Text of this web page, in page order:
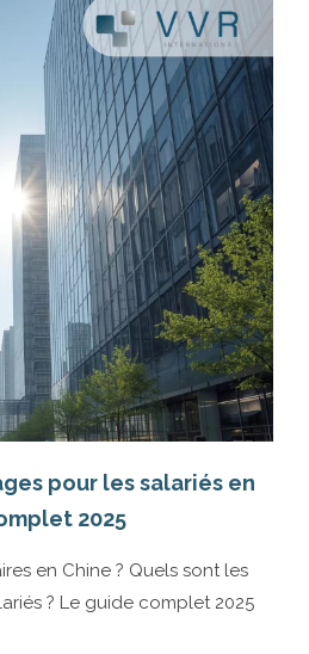
pour les salariés en
2025
en Chine ? Quels sont les
? Le guide complet 2025